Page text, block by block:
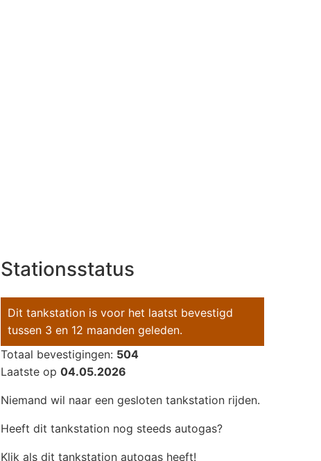
Stationsstatus
Dit tankstation is voor het laatst bevestigd
tussen 3 en 12 maanden geleden.
Totaal bevestigingen: 504
Laatste op 04.05.2026
Niemand wil naar een gesloten tankstation rijden.
Heeft dit tankstation nog steeds autogas?
Klik als dit tankstation autogas heeft!